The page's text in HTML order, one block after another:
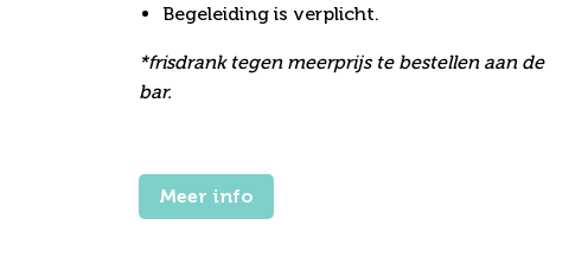
Begeleiding is verplicht.
*frisdrank tegen meerprijs te bestellen aan de
bar.
Meer info